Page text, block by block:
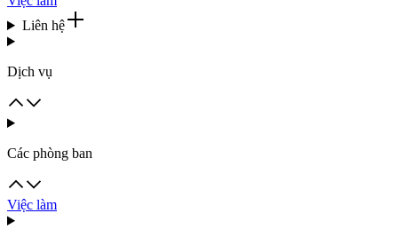
Liên hệ
Dịch vụ
Các phòng ban
Việc làm